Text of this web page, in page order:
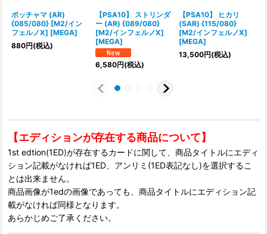
ポッチャマ (AR)
{085/080} [M2/イン
フェルノX] [MEGA]
880円(税込)
【PSA10】 ストリンダ
ー (AR) {089/080}
[M2/インフェルノX]
[MEGA]
6,580円(税込)
【PSA10】 ヒカリ
(SAR) {115/080}
[M2/インフェルノX]
[MEGA]
13,500円(税込)
【エディションが存在する商品について】
1st edtion(1ED)が存在するカードに関して、商品タイトルにエディ
ション記載がなければ1ED、アンリミ(1ED表記なし)を選択するこ
とは出来ません。
商品画像が1edの画像であっても、商品タイトルにエディション記
載がなければ同様となります。
あらかじめご了承ください。